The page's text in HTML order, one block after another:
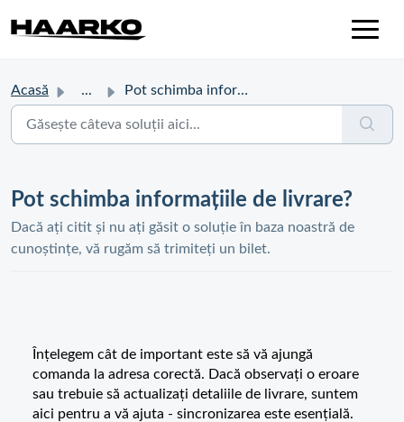
Acasă ... Pot schimba informațiile de livrare?
Pot schimba informațiile de livrare?
Dacă ați citit și nu ați găsit o soluție în baza noastră de
cunoștințe, vă rugăm să trimiteți un bilet.
Înțelegem cât de important este să vă ajungă
comanda la adresa corectă. Dacă observați o eroare
sau trebuie să actualizați detaliile de livrare, suntem
aici pentru a vă ajuta - sincronizarea este esențială.